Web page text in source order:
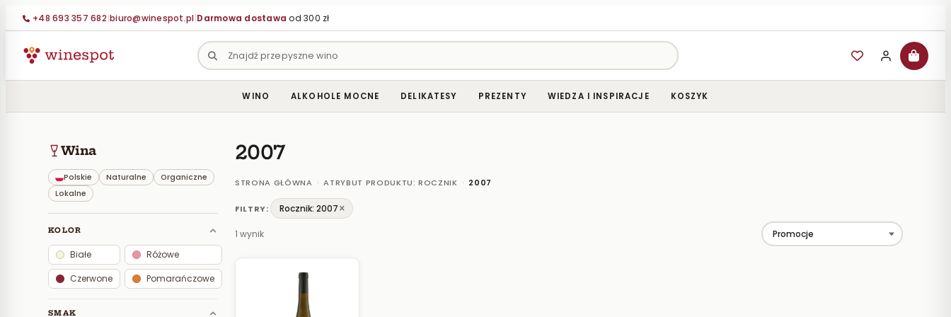
+48 693 357 682|biuro@winespot.pl|Darmowa dostawa od 300 zł
WINO ALKOHOLE MOCNE DELIKATESY PREZENTY WIEDZA I INSPIRACJE KOSZYK
Przejdź
do
treści
Wina
Polskie Naturalne
Organiczne
Lokalne
KOLOR
Białe
Różowe
Czerwone
Pomarańczowe
SMAK
2007
STRONA GŁÓWNA › ATRYBUT PRODUKTU: ROCZNIK › 2007
FILTRY: Rocznik: 2007×
1 wynik